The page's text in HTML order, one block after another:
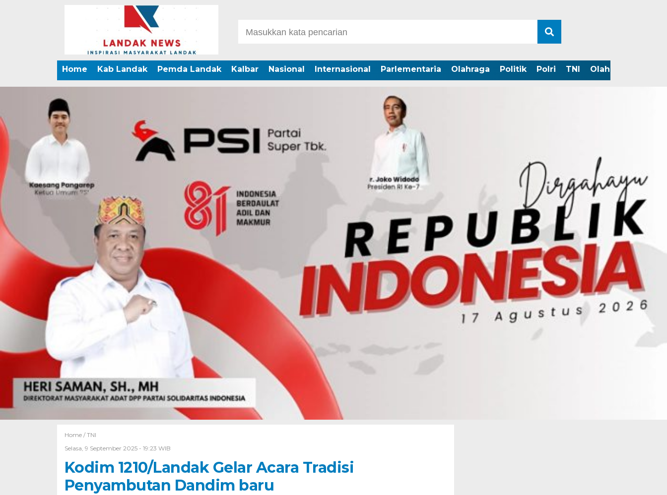
Home Kab Landak Pemda Landak Kalbar Nasional Internasional Parlementaria Olahraga Politik Polri TNI Olahraga
Home / TNI
Selasa, 9 September 2025 - 19:23 WIB
Kodim 1210/Landak Gelar Acara Tradisi
Penyambutan Dandim baru